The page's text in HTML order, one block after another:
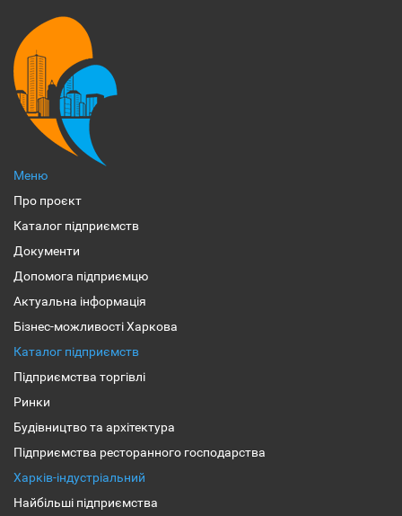
Меню
Про проєкт
Каталог підприємств
Документи
Допомога підприємцю
Актуальна інформація
Бізнес-можливості Харкова
Каталог підприємств
Підприємства торгівлі
Ринки
Будівництво та архітектура
Підприємства ресторанного господарства
Харків-індустріальний
Найбільші підприємства